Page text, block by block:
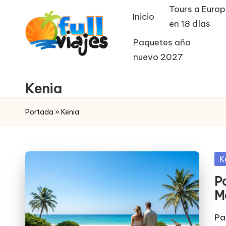
u
ll
v
i
a
j
viajes
Inicio
Tours a
en 18 días
Paquetes año
nuevo 2027
Kenia
Portada » Kenia